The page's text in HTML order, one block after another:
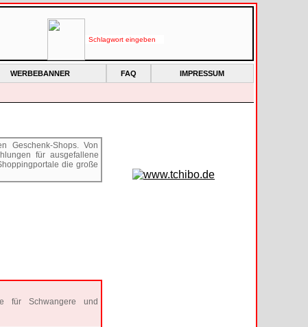
WERBEBANNER FAQ IMPRESSUM
Geschenk-Shops. Von
für ausgefallene
die große
für Schwangere und